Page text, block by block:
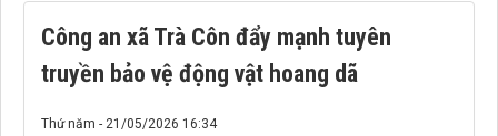
Công an xã Trà Côn đẩy mạnh tuyên
truyền bảo vệ động vật hoang dã
Thứ năm - 21/05/2026 16:34